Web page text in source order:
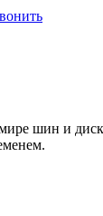
шин и